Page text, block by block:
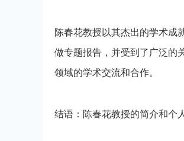
陈春花教授以其杰出的学术成
做专题报告，并受到了广泛的
领域的学术交流和合作。
结语：陈春花教授的简介和个